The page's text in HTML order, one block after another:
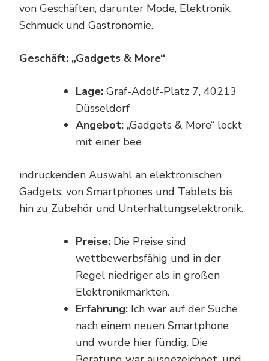
von Geschäften, darunter Mode, Elektronik,
Schmuck und Gastronomie.
Geschäft: „Gadgets & More“
Lage: Graf-Adolf-Platz 7, 40213
Düsseldorf
Angebot: „Gadgets & More“ lockt
mit einer bee
indruckenden Auswahl an elektronischen
Gadgets, von Smartphones und Tablets bis
hin zu Zubehör und Unterhaltungselektronik.
Preise: Die Preise sind
wettbewerbsfähig und in der
Regel niedriger als in großen
Elektronikmärkten.
Erfahrung: Ich war auf der Suche
nach einem neuen Smartphone
und wurde hier fündig. Die